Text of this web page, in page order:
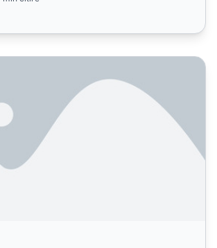
asistenții AI comportamentul de